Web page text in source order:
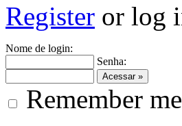
Register or log
Nome de login:
Senha:
Remember me